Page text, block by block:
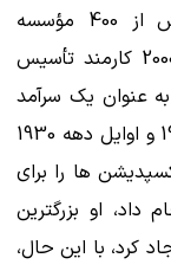
روندارتقای شغلی، او تا سال 1934، بیش از 400 مؤسسه
تحقیقاتی و ایستگاه های آزمایشی را با 20000 کارمند تأسیس
عنوان یک سرآمد
جهانی در ژنتیک و اصلاح نباتات در دهه 1920 و اوایل دهه 1930
ها را برای
او بزرگترین
با بیش از 250000 بذر ایجاد کرد، با این حال،